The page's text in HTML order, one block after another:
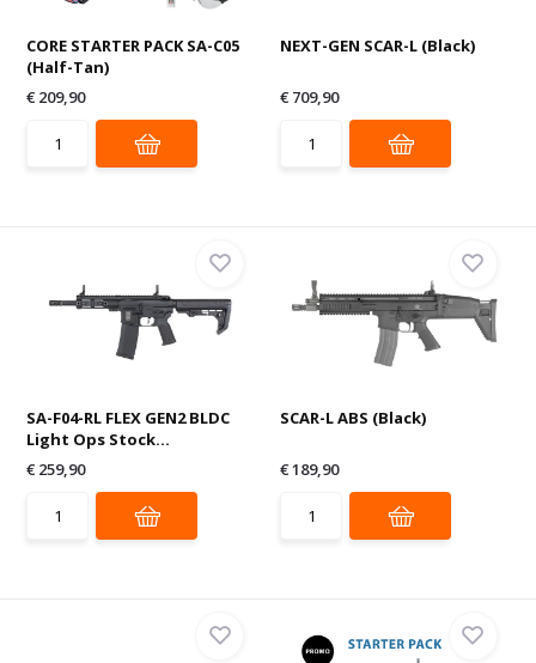
CORE STARTER PACK SA-C05
(Half-Tan)
€ 209,90
NEXT-GEN SCAR-L (Black)
€ 709,90
SA-F04-RL FLEX GEN2 BLDC
Light Ops Stock...
€ 259,90
SCAR-L ABS (Black)
€ 189,90